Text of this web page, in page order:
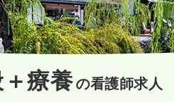
療養の看護師求人